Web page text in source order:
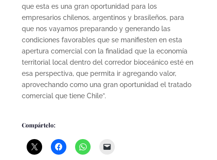
que esta es una gran oportunidad para los
empresarios chilenos, argentinos y brasileños, para
que nos vayamos preparando y generando las
condiciones favorables que se manifiesten en esta
apertura comercial con la finalidad que la economía
territorial local dentro del corredor bioceánico esté en
esa perspectiva, que permita ir agregando valor,
aprovechando como una gran oportunidad el tratado
comercial que tiene Chile”.
Compártelo: